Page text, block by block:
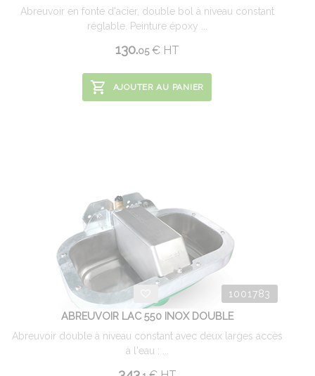
Abreuvoir en fonte d'acier, double bol à niveau constant
réglable. Peinture époxy ...
130.05 €HT
AJOUTER AU PANIER
1001783
ABREUVOIR LAC 550 INOX DOUBLE
Abreuvoir double à niveau constant avec deux larges accès
à l'eau : ...